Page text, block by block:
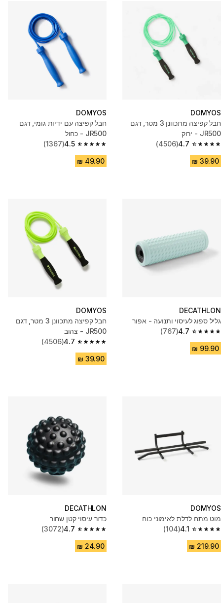
DOMYOS
חבל קפיצה מתכוונן 3 מטר, דגם
JR500 - ירוק
4.7
4.7 out of 5 stars from 4506 reviews
(4506)
DOMYOS
חבל קפיצה עם ידיות גומי, דגם
JR500 - כחול
4.5
4.5 out of 5 stars from 1367 reviews
(1367)
DECATHLON
גליל ספוג לעיסוי ותנועה - אפור
4.7
4.7 out of 5 stars from 767 reviews
(767)
DOMYOS
חבל קפיצה מתכוונן 3 מטר, דגם
JR500 - צהוב
4.7
4.7 out of 5 stars from 4506 reviews
(4506)
DOMYOS
מוט מתח לדלת לאימוני כוח
4.1
4.1 out of 5 stars from 104 reviews
(104)
DECATHLON
כדור עיסוי קטן שחור
4.7
4.7 out of 5 stars from 3072 reviews
(3072)